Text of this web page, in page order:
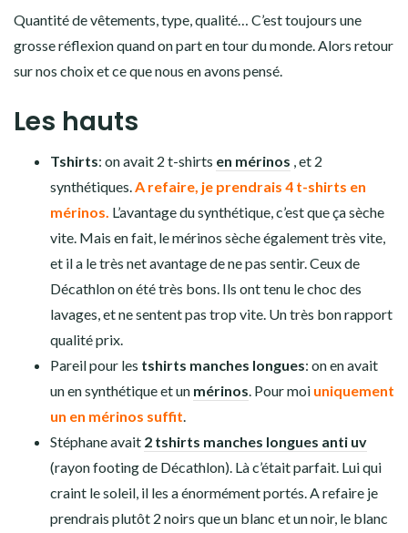
Quantité de vêtements, type, qualité… C’est toujours une
grosse réflexion quand on part en tour du monde. Alors retour
sur nos choix et ce que nous en avons pensé.
Les hauts
Tshirts: on avait 2 t-shirts en mérinos , et 2
synthétiques. A refaire, je prendrais 4 t-shirts en
mérinos. L’avantage du synthétique, c’est que ça sèche
vite. Mais en fait, le mérinos sèche également très vite,
et il a le très net avantage de ne pas sentir. Ceux de
Décathlon on été très bons. Ils ont tenu le choc des
lavages, et ne sentent pas trop vite. Un très bon rapport
qualité prix.
Pareil pour les tshirts manches longues: on en avait
un en synthétique et un mérinos . Pour moi uniquement
un en mérinos suffit
Stéphane avait 2 tshirts manches longues anti uv
(rayon footing de Décathlon). Là c’était parfait. Lui qui
craint le soleil, il les a énormément portés. A refaire je
prendrais plutôt 2 noirs que un blanc et un noir, le blanc